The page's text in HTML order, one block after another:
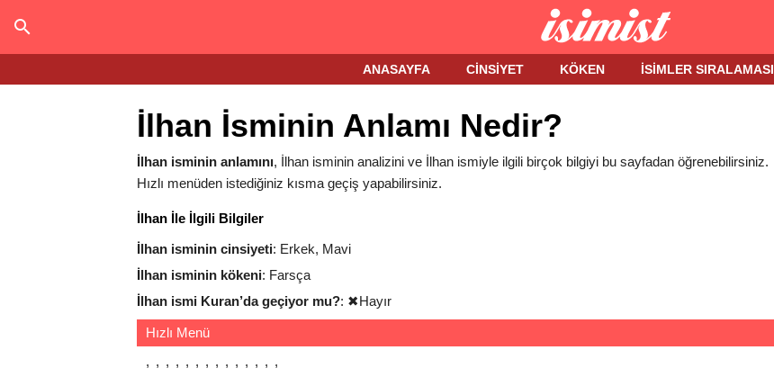
ANASAYFA CINSIYET KÖKEN İSIMLER SIRALAMASI
İlhan İsminin Anlamı Nedir?
İlhan isminin anlamını, İlhan isminin analizini ve İlhan ismiyle ilgili birçok bilgiyi bu sayfadan öğrenebilirsiniz.
Hızlı menüden istediğiniz kısma geçiş yapabilirsiniz.
İlhan İle İlgili Bilgiler
İlhan isminin cinsiyeti: Erkek, Mavi
İlhan isminin kökeni: Farsça
İlhan ismi Kuran’da geçiyor mu?: ✖Hayır
Hızlı Menü